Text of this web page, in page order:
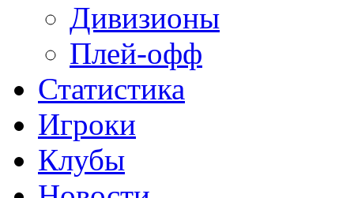
Дивизионы
Плей-офф
Статистика
Игроки
Клубы